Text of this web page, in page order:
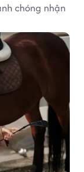
chóng nhận